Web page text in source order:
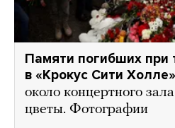
Памяти погибших при
в «Крокус Сити Холле»
около концертного
цветы. Фотографии